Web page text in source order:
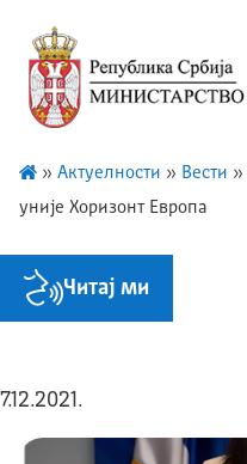
» Актуелности » Вести »
уније Хоризонт Европа
Читај ми
7.12.2021.